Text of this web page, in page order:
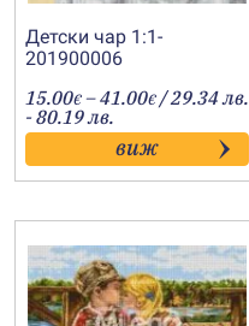
Детски чар 1:1-
201900006
15.00€ –41.00€Price
range:
15.00€
through
41.00€
/ 29.34 лв.
- 80.19 лв.
виж